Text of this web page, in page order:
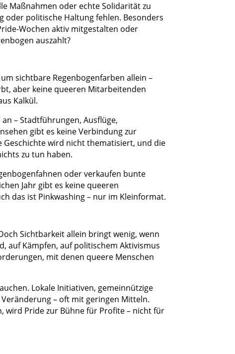
Maßnahmen oder echte Solidarität zu
oder politische Haltung fehlen. Besonders
Wochen aktiv mitgestalten oder
auszahlt?
sichtbare Regenbogenfarben allein –
aber keine queeren Mitarbeitenden
Kalkül.
– Stadtführungen, Ausflüge,
gibt es keine Verbindung zur
Geschichte wird nicht thematisiert, und die
zu tun haben.
oder verkaufen bunte
Jahr gibt es keine queeren
das ist Pinkwashing – nur im Kleinformat.
Sichtbarkeit allein bringt wenig, wenn
auf Kämpfen, auf politischem Aktivismus
mit denen queere Menschen
Lokale Initiativen, gemeinnützige
– oft mit geringen Mitteln.
wird Pride zur Bühne für Profite – nicht für